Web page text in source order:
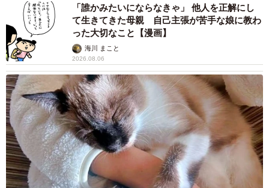
ぽく、これが夢を買うってことか！と思いました」と話
す。
「誰かみたいにならなきゃ」 他人を正解にし
て生きてきた母親 自己主張が苦手な娘に教わ
った大切なこと【漫画】
海川 まこと
2026.08.06